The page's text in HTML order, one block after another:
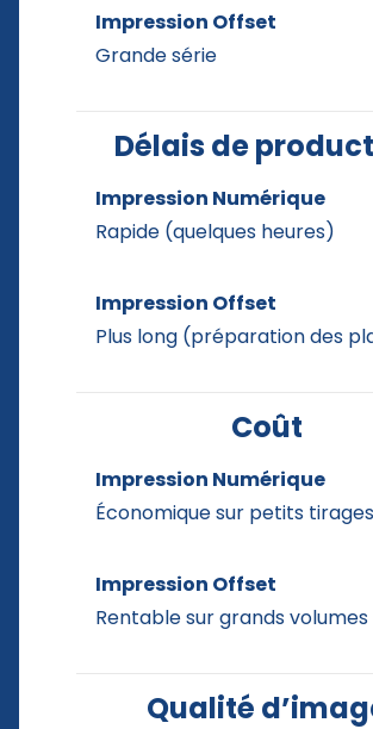
Impression Offset
Grande série
Délais de
Impression Numérique
Rapide (quelques heures)
Impression Offset
Plus long (préparation des
Coût
Impression Numérique
Économique sur petits tirages
Impression Offset
Rentable sur grands volumes
Qualité